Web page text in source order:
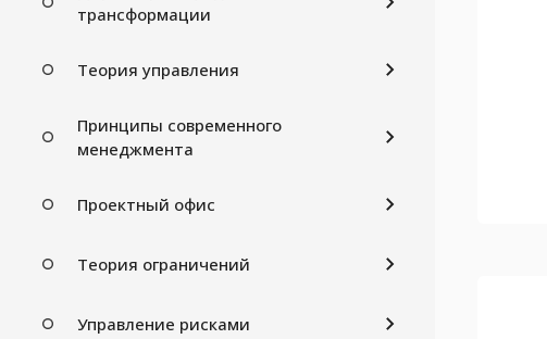
трансформации
Теория управления
Принципы современного
менеджмента
Проектный офис
Теория ограничений
Управление рисками